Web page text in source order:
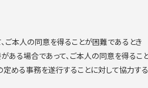
本人の同意を得ることが困難であるとき
る場合であって、ご本人の同意を得るこ
める事務を遂行することに対して協力す